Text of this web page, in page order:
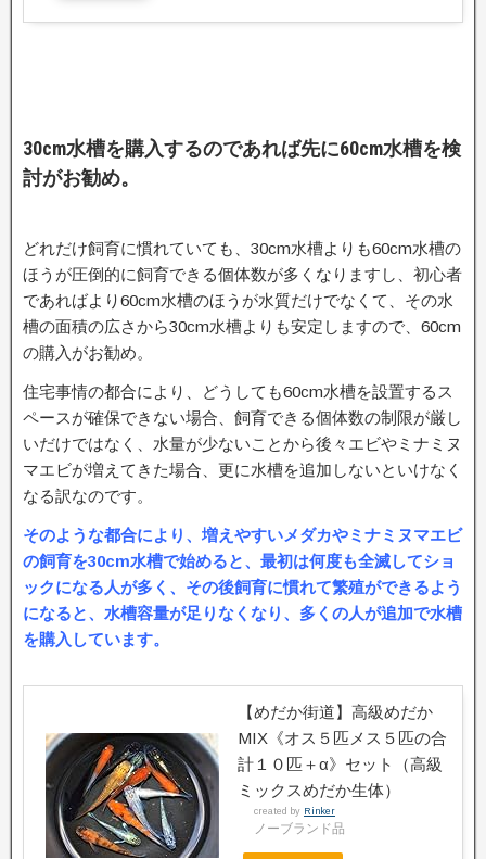
30cm水槽を購入するのであれば先に60cm水槽を検
討がお勧め。
どれだけ飼育に慣れていても、30cm水槽よりも60cm水槽の
ほうが圧倒的に飼育できる個体数が多くなりますし、初心者
であればより60cm水槽のほうが水質だけでなくて、その水
槽の面積の広さから30cm水槽よりも安定しますので、60cm
の購入がお勧め。
住宅事情の都合により、どうしても60cm水槽を設置するス
ペースが確保できない場合、飼育できる個体数の制限が厳し
いだけではなく、水量が少ないことから後々エビやミナミヌ
マエビが増えてきた場合、更に水槽を追加しないといけなく
なる訳なのです。
そのような都合により、増えやすいメダカやミナミヌマエビ
の飼育を30cm水槽で始めると、最初は何度も全滅してショ
ックになる人が多く、その後飼育に慣れて繁殖ができるよう
になると、水槽容量が足りなくなり、多くの人が追加で水槽
を購入しています。
【めだか街道】高級めだか
MIX《オス５匹メス５匹の合
計１０匹＋α》セット（高級
ミックスめだか生体）
created by Rinker
ノーブランド品